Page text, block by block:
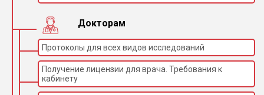
Докторам
Протоколы для всех видов исследований
Получение лицензии для врача. Требования к
кабинету